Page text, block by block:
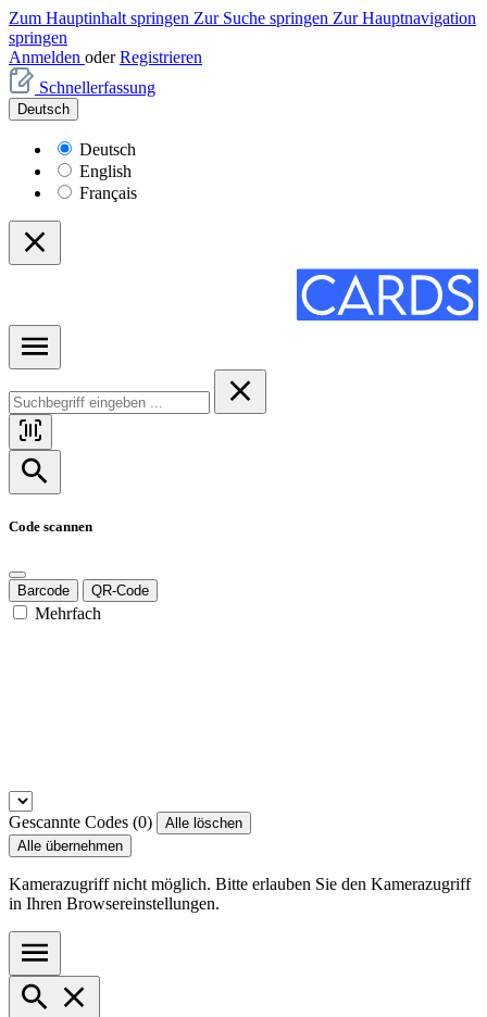
Zum Hauptinhalt springen Zur Suche springen Zur Hauptnavigation
springen
Anmelden oder Registrieren
Schnellerfassung
Deutsch
Deutsch
English
Français
Code scannen
Barcode QR-Code
Mehrfach
Gescannte Codes (0)
Alle löschen
Alle übernehmen
Kamerazugriff nicht möglich. Bitte erlauben Sie den Kamerazugriff
in Ihren Browsereinstellungen.